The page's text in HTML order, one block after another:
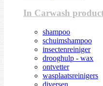
In Carwash
shampoo
schuimshampoo
insectenreiniger
drooghulp - wax
ontvetter
wasplaatsreinigers